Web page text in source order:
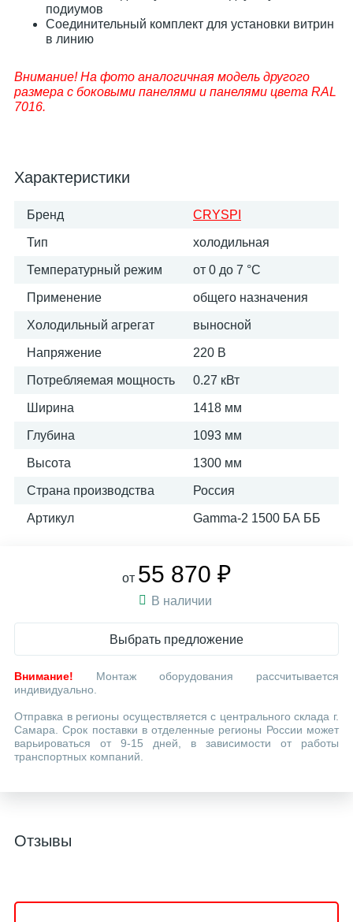
подиумов
Соединительный комплект для установки витрин
в линию
Внимание! На фото аналогичная модель другого
размера c боковыми панелями и панелями цвета RAL
7016.
Характеристики
Бренд CRYSPI
Тип холодильная
Температурный режим от 0 до 7 °C
Применение общего назначения
Холодильный агрегат выносной
Напряжение 220 В
Потребляемая мощность 0.27 кВт
Ширина 1418 мм
Глубина 1093 мм
Высота 1300 мм
Страна производства Россия
Артикул Gamma-2 1500 БА ББ
от 55 870 ₽
В наличии
Выбрать предложение
Внимание! Монтаж оборудования рассчитывается
индивидуально.
Отправка в регионы осуществляется с центрального склада г.
Самара. Срок поставки в отделенные регионы России может
варьироваться от 9-15 дней, в зависимости от работы
транспортных компаний.
Отзывы